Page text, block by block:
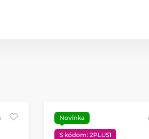
Novinka
S kódom: 2PLUS1